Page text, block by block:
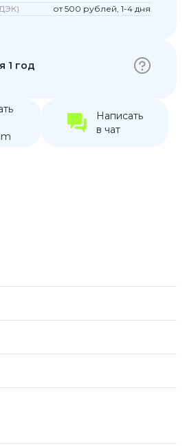
от 500 рублей, 1-4 дня
1 год
Написать
в чат